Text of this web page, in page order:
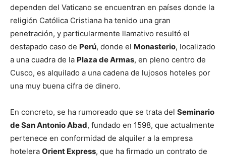
dependen del Vaticano se encuentran en países donde la
religión Católica Cristiana ha tenido una gran
penetración, y particularmente llamativo resultó el
destapado caso de Perú, donde el Monasterio, localizado
a una cuadra de la Plaza de Armas, en pleno centro de
Cusco, es alquilado a una cadena de lujosos hoteles por
una muy buena cifra de dinero.
En concreto, se ha rumoreado que se trata del Seminario
de San Antonio Abad, fundado en 1598, que actualmente
pertenece en conformidad de alquiler a la empresa
hotelera Orient Express, que ha firmado un contrato de